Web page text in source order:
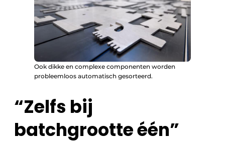
Ook dikke en complexe componenten worden
probleemloos automatisch gesorteerd.
“Zelfs bij
batchgrootte één”